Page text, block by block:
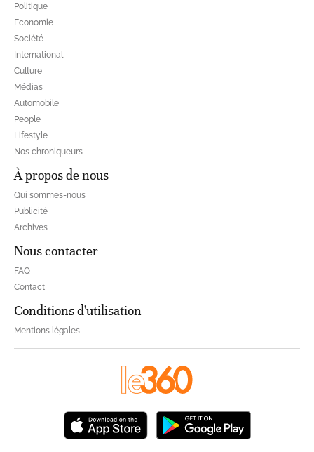
Politique
Economie
Société
International
Culture
Médias
Automobile
People
Lifestyle
Nos chroniqueurs
À propos de nous
Qui sommes-nous
Publicité
Archives
Nous contacter
FAQ
Contact
Conditions d'utilisation
Mentions légales